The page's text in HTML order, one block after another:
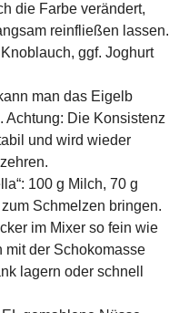
die Farbe verändert,
reinfließen lassen.
ggf. Joghurt
man das Eigelb
Achtung: Die Konsistenz
und wird wieder
100 g Milch, 70 g
Schmelzen bringen.
im Mixer so fein wie
mit der Schokomasse
lagern oder schnell